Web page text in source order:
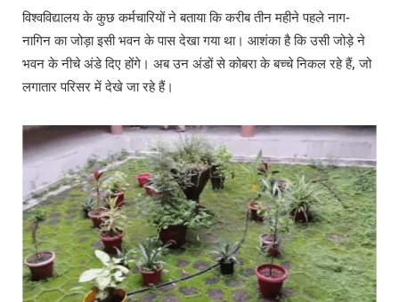
विश्वविद्यालय के कुछ कर्मचारियों ने बताया कि करीब तीन महीने पहले नाग-
नागिन का जोड़ा इसी भवन के पास देखा गया था। आशंका है कि उसी जोड़े ने
भवन के नीचे अंडे दिए होंगे। अब उन अंडों से कोबरा के बच्चे निकल रहे हैं, जो
लगातार परिसर में देखे जा रहे हैं।